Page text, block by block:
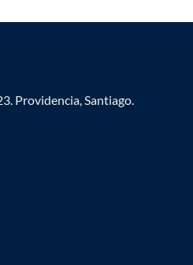
Providencia, Santiago.